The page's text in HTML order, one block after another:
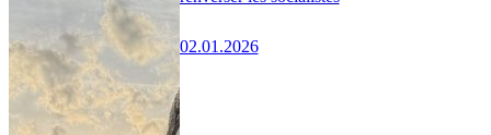
02.01.2026